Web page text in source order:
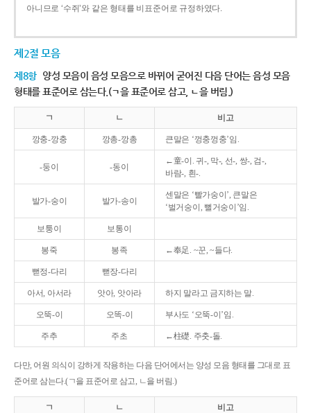
아니므로 ‘수쥐’와 같은 형태를 비표준어로 규정하였다.
제2절 모음
제8항 양성 모음이 음성 모음으로 바뀌어 굳어진 다음 단어는 음성 모음
형태를 표준어로 삼는다.(ㄱ을 표준어로 삼고, ㄴ을 버림.)
ㄱ ㄴ 비고
깡충-깡충 깡총-깡총 큰말은 ‘껑충껑충’임.
-둥이 -동이
←童-이. 귀-, 막-, 선-, 쌍-, 검-,
바람-, 흰-.
발가-숭이 발가-송이
센말은 ‘빨가숭이’, 큰말은
‘벌거숭이, 뻘거숭이’임.
보퉁이 보통이
봉죽 봉족 ←奉足. ~꾼, ~들다.
뻗정-다리 뻗장-다리
아서, 아서라 앗아, 앗아라 하지 말라고 금지하는 말.
오뚝-이 오똑-이 부사도 ‘오뚝-이’임.
주추 주초 ←柱礎. 주춧-돌.
다만, 어원 의식이 강하게 작용하는 다음 단어에서는 양성 모음 형태를 그대로 표
준어로 삼는다.(ㄱ을 표준어로 삼고, ㄴ을 버림.)
ㄱ ㄴ 비고